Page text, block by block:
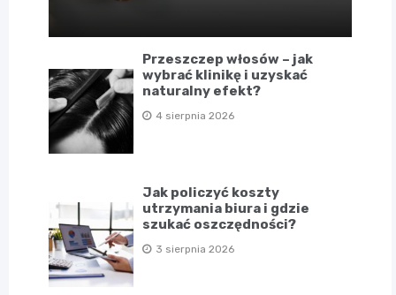
Przeszczep włosów – jak
wybrać klinikę i uzyskać
naturalny efekt?
4 sierpnia 2026
Jak policzyć koszty
utrzymania biura i gdzie
szukać oszczędności?
3 sierpnia 2026